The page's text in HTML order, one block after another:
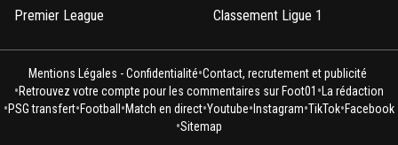
Premier League
Classement Ligue 1
Mentions Légales - Confidentialité•Contact, recrutement et publicité
•Retrouvez votre compte pour les commentaires sur Foot01 • La rédaction
•PSG transfert•Football •Match en direct•Youtube• Instagram•TikTok•Facebook
•Sitemap